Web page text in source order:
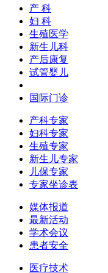
产 科
妇 科
生殖医学
新生儿科
产后康复
试管婴儿
国际门诊
产科专家
妇科专家
生殖专家
新生儿专家
儿保专家
专家坐诊表
媒体报道
最新活动
学术会议
患者安全
医疗技术